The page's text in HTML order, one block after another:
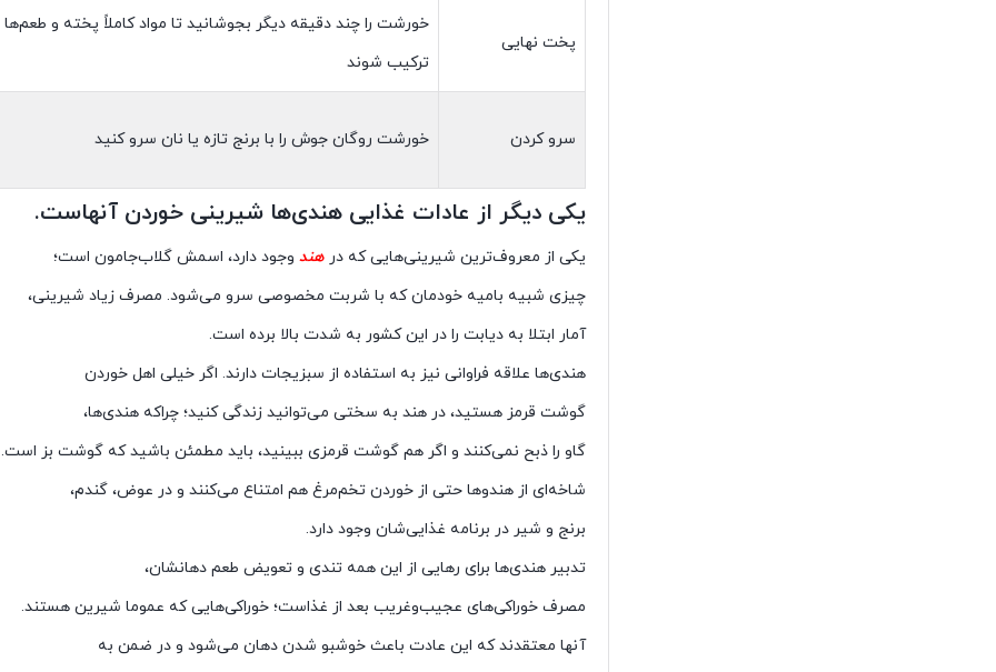
پخت نهایی
خورشت را چند دقیقه دیگر بجوشانید تا مواد کاملاً پخته و طعم‌ها
ترکیب شوند
سرو کردن خورشت روگان جوش را با برنج تازه یا نان سرو کنید
یکی دیگر از عادات غذایی هندی‌ها شیرینی خوردن آنهاست.
یکی از معروف‌ترین شیرینی‌هایی که درهند وجود دارد، اسمش گلاب‌جامون است؛‌
چیزی شبیه بامیه خودمان که با شربت مخصوصی سرو می‌شود. مصرف زیاد شیرینی،
آمار ابتلا به دیابت را در این کشور به شدت بالا برده است.
هندی‌ها علاقه فراوانی نیز به استفاده از سبزیجات دارند. اگر خیلی اهل خوردن
گوشت قرمز هستید، در هند به سختی می‌توانید زندگی کنید؛ چراکه هندی‌ها،
گاو را ذبح نمی‌کنند و اگر هم گوشت قرمزی ببینید، باید مطمئن باشید که گوشت بز است.
شاخه‌ای از هندو‌ها حتی از خوردن تخم‌مرغ هم امتناع می‌کنند و در عوض، گندم،
برنج و شیر در برنامه غذایی‌شان وجود دارد.
تدبیر هندی‌ها برای رهایی از این همه تندی و تعویض طعم دهانشان،
مصرف خوراکی‌های عجیب‌وغریب بعد از غذاست؛ خوراکی‌هایی که عموما شیرین هستند.
آنها معتقدند که این عادت باعث خوشبو شدن دهان می‌شود و در ضمن به